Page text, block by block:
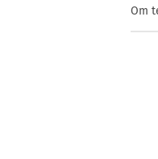
Om